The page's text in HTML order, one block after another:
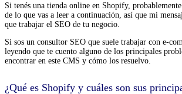
Si tenés una tienda online en Shopify,
de lo que vas a leer a continuación, así que mi
que trabajar el SEO de tu negocio.
Si sos un consultor SEO que suele trabajar con e-
leyendo que te cuento alguno de los principales
encontrar en este CMS y cómo los resuelvo.
¿Qué es Shopify y cuáles son sus